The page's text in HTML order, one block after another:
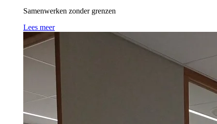
Samenwerken zonder grenzen
Lees meer